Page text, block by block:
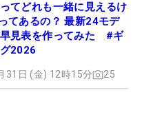
てどれも一緒に見えるけ
てあるの？ 最新24モデ
見表を作ってみた #ギ
2026
31日 (金) 12時15分 25